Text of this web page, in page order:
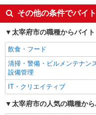
ボーナス・賞与あり
交通費支給
産休・育休取得実績あり
その他の条件でバイ
太宰府市の職種からバイ
飲食・フード
清掃・警備・ビルメンテナン
設備管理
IT・クリエイティブ
太宰府市の人気の職種か